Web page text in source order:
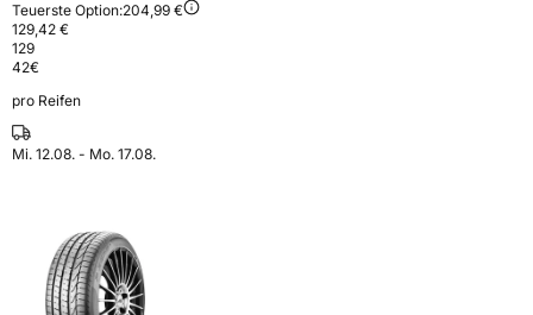
Teuerste Option:204,99 €
129,42 €
129
42€
pro Reifen
Mi. 12.08. - Mo. 17.08.